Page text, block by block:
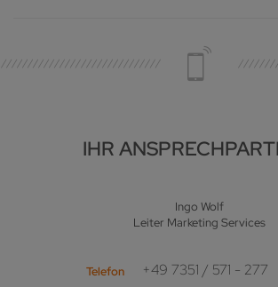
IHR
Ingo Wolf
Leiter Marketing Services
Telefon +49 7351 / 571 - 277